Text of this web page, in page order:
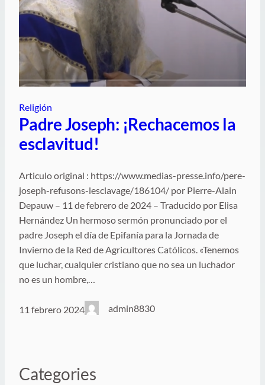
Religión
Padre Joseph: ¡Rechacemos la
esclavitud!
Articulo original : https://www.medias-presse.info/pere-
joseph-refusons-lesclavage/186104/ por Pierre-Alain
Depauw – 11 de febrero de 2024 – Traducido por Elisa
Hernández Un hermoso sermón pronunciado por el
padre Joseph el día de Epifanía para la Jornada de
Invierno de la Red de Agricultores Católicos. «Tenemos
que luchar, cualquier cristiano que no sea un luchador
no es un hombre,…
11 febrero 2024 admin8830
Categories